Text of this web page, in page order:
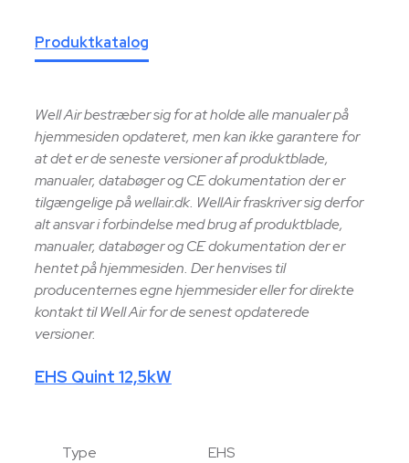
Produktkatalog
Well Air bestræber sig for at holde alle manualer på
hjemmesiden opdateret, men kan ikke garantere for
at det er de seneste versioner af produktblade,
manualer, databøger og CE dokumentation der er
tilgængelige på wellair.dk. WellAir fraskriver sig derfor
alt ansvar i forbindelse med brug af produktblade,
manualer, databøger og CE dokumentation der er
hentet på hjemmesiden. Der henvises til
producenternes egne hjemmesider eller for direkte
kontakt til Well Air for de senest opdaterede
versioner.
EHS Quint 12,5kW
Type
EHS